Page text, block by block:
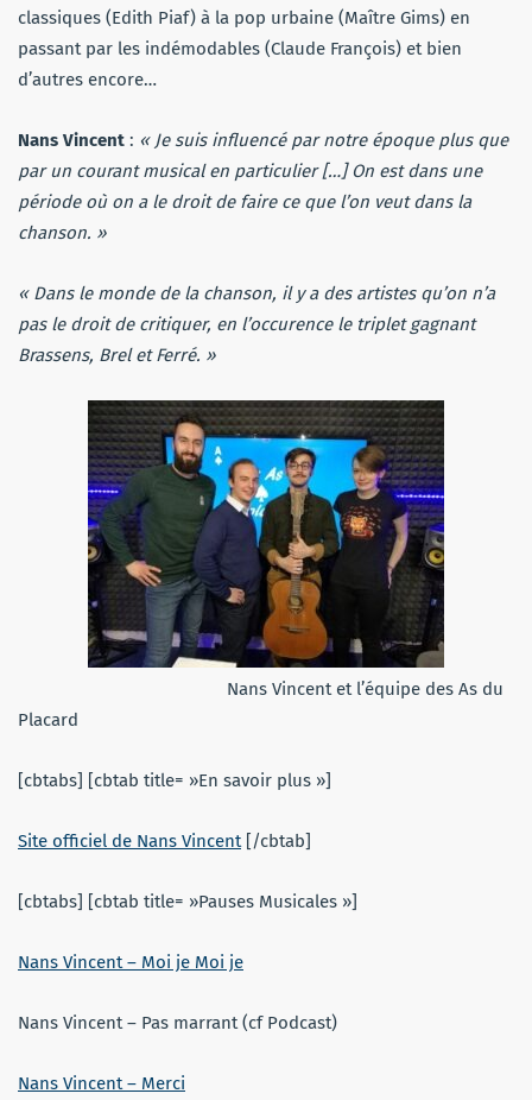
classiques (Edith Piaf) à la pop urbaine (Maître Gims) en
passant par les indémodables (Claude François) et bien
d’autres encore…
Nans Vincent : « Je suis influencé par notre époque plus que
par un courant musical en particulier […] On est dans une
période où on a le droit de faire ce que l’on veut dans la
chanson. »
« Dans le monde de la chanson, il y a des artistes qu’on n’a
pas le droit de critiquer, en l’occurence le triplet gagnant
Brassens, Brel et Ferré. »
Nans Vincent et l’équipe des As du
Placard
[cbtabs] [cbtab title= »En savoir plus »]
Site officiel de Nans Vincent[/cbtab]
[cbtabs] [cbtab title= »Pauses Musicales »]
Nans Vincent – Moi je Moi je
Nans Vincent – Pas marrant (cf Podcast)
Nans Vincent – Merci